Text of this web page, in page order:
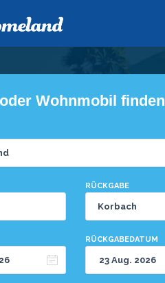
Wohnmobil finden
RÜCKGABE
RÜCKGABEDATUM